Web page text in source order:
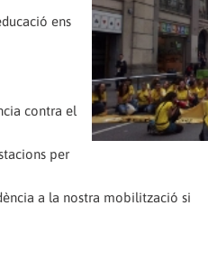
ens
contra el
per
a la nostra mobilització si